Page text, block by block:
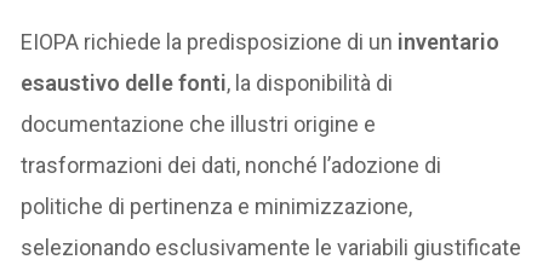
EIOPA richiede la predisposizione di un inventario
esaustivo delle fonti, la disponibilità di
documentazione che illustri origine e
trasformazioni dei dati, nonché l’adozione di
politiche di pertinenza e minimizzazione,
selezionando esclusivamente le variabili giustificate